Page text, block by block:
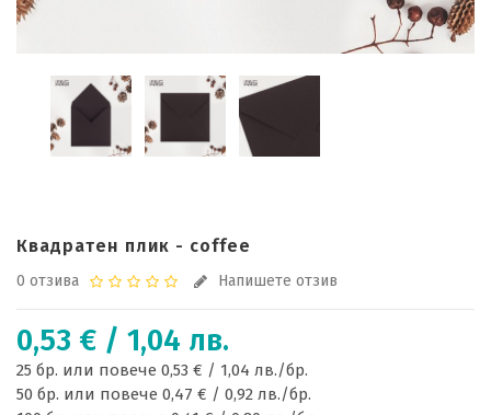
Квадратен плик - coffee
0 отзива Напишете отзив
0,53 € / 1,04 лв.
25 бр. или повече 0,53 € / 1,04 лв./бр.
50 бр. или повече 0,47 € / 0,92 лв./бр.